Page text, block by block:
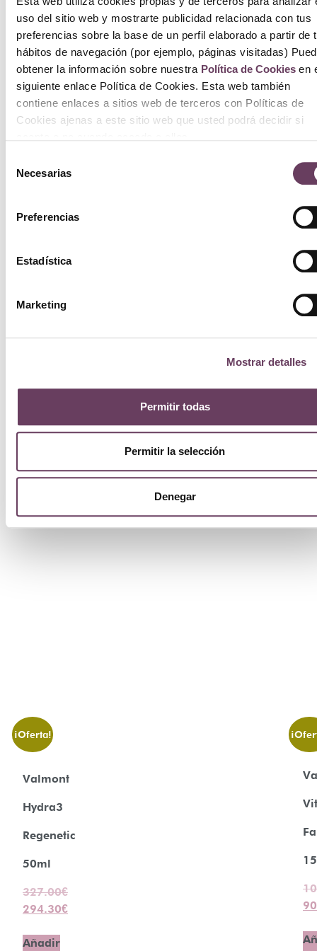
uso del sitio web y mostrarte publicidad relacionada con tus
preferencias sobre la base de un perfil elaborado a partir de
hábitos de navegación (por ejemplo, páginas visitadas)
obtener la información sobre nuestra Política de Cookiesen
siguiente enlace Política de Cookies. Esta web también
contiene enlaces a sitios web de terceros con Políticas de
Cookies ajenas a este sitio web que usted podrá decidir si
Necesarias
Preferencias
Estadística
Marketing
Mostrar detalles
Permitir todas
Permitir la selección
Denegar
¡Oferta!
Valmont
Hydra3
Regenetic
50ml
327.00€
294.30€
Añadir